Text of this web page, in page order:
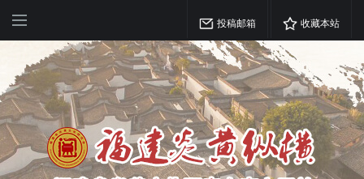
投稿邮箱 收藏本站